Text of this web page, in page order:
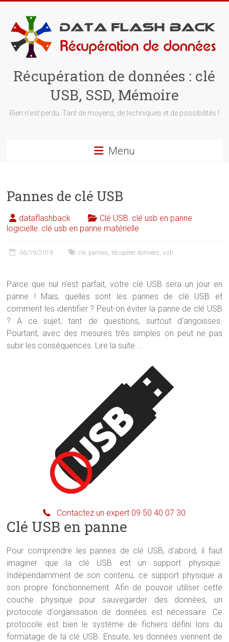
content
Récupération de données : clé
USB, SSD, Mémoire
Rien n’est perdu. Tant de moyens, de techniques et de possibilités !
Menu
Pannes de clé USB
dataflashback Clé USB, clé usb en panne
logicielle, clé usb en panne matérielle
06/19/2019 clé, pannes, récupérer données, usb
Parce que nul n'est parfait, votre clé USB sera un jour en
panne ! Mais, quelles sont les pannes de clé USB et
comment les identifier ? Peut-on éviter la panne de clé USB
? A ce sujet, tant de questions, surtout d'angoisses.
Pourtant, avec des mesures très simples on peut ne pas
subir les conséquences. Lire la suite ...
Contactez un expert 09 50 40 07 30
Clé USB en panne
Pour comprendre les pannes de clé USB, d'abord, il faut
imaginer que la clé USB est un support physique.
Indépendamment de son contenu, ce support physique a
son propre fonctionnement. Afin de pouvoir utiliser cette
couche physique pour sauvegarder des données, un
protocole d'organisation de données est nécessaire. Ce
protocole est bien le système de fichiers défini lors du
formatage de la clé USB. Ensuite, les données viennent de